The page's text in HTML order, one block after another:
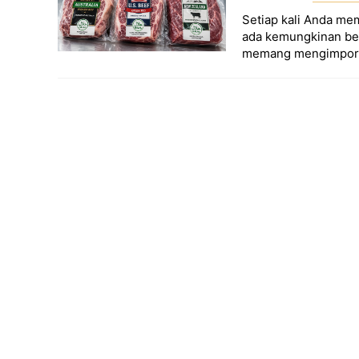
Setiap kali Anda
ada kemungkinan
memang